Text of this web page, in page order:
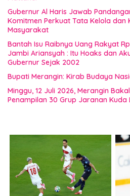
Gubernur Al Haris Jawab
Komitmen Perkuat Tata Kelola dan
Masyarakat
Bantah Isu Raibnya Uang Rakyat
Jambi Ariansyah : Itu Hoaks dan
Gubernur Sejak 2002
Bupati Merangin: Kirab Budaya
Minggu, 12 Juli 2026, Merangin
Penampilan 30 Grup Jaranan Kuda